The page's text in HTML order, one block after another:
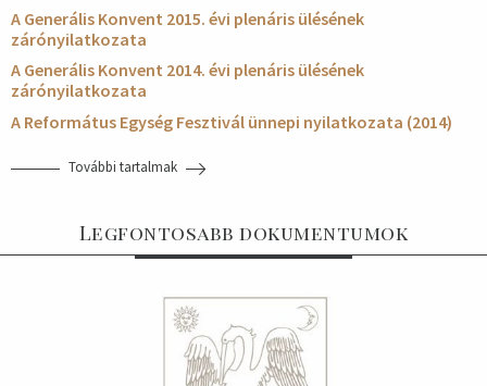
A Generális Konvent 2015. évi plenáris ülésének
zárónyilatkozata
A Generális Konvent 2014. évi plenáris ülésének
zárónyilatkozata
A Református Egység Fesztivál ünnepi nyilatkozata (2014)
További tartalmak
Legfontosabb dokumentumok